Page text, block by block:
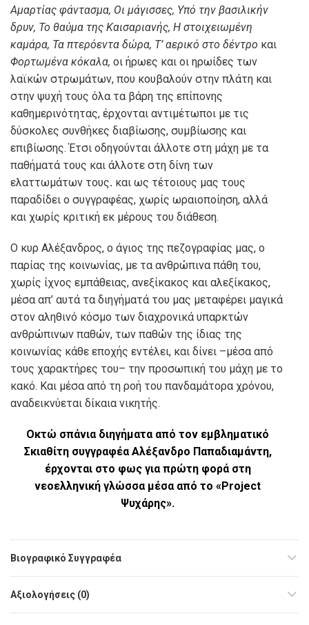
Αμαρτίας φάντασμα, Οι μάγισσες, Υπό την βασιλικήν
δρυν, Το θαύμα της Καισαριανής, Η στοιχειωμένη
καμάρα, Τα πτερόεντα δώρα, Τ’ αερικό στο δέντρο και
Φορτωμένα κόκαλα, οι ήρωες και οι ηρωίδες των
λαϊκών στρωμάτων, που κουβαλούν στην πλάτη και
στην ψυχή τους όλα τα βάρη της επίπονης
καθημερινότητας, έρχονται αντιμέτωποι με τις
δύσκολες συνθήκες διαβίωσης, συμβίωσης και
επιβίωσης. Έτσι οδηγούνται άλλοτε στη μάχη με τα
παθήματά τους και άλλοτε στη δίνη των
ελαττωμάτων τους. και ως τέτοιους μας τους
παραδίδει ο συγγραφέας, χωρίς ωραιοποίηση, αλλά
και χωρίς κριτική εκ μέρους του διάθεση.
Ο κυρ Αλέξανδρος, ο άγιος της πεζογραφίας μας, ο
παρίας της κοινωνίας, με τα ανθρώπινα πάθη του,
χωρίς ίχνος εμπάθειας, ανεξίκακος και αλεξίκακος,
μέσα απ’ αυτά τα διηγήματά του μας μεταφέρει μαγικά
στον αληθινό κόσμο των διαχρονικά υπαρκτών
ανθρώπινων παθών, των παθών της ίδιας της
κοινωνίας κάθε εποχής εντέλει, και δίνει –μέσα από
τους χαρακτήρες του– την προσωπική του μάχη με το
κακό. Και μέσα από τη ροή του πανδαμάτορα χρόνου,
αναδεικνύεται δίκαια νικητής.
Οκτώ σπάνια διηγήματα από τον εμβληματικό
Σκιαθίτη συγγραφέα Αλέξανδρο Παπαδιαμάντη,
έρχονται στο φως για πρώτη φορά στη
νεοελληνική γλώσσα μέσα από το «Project
Ψυχάρης».
Βιογραφικό Συγγραφέα
Αξιολογήσεις (0)